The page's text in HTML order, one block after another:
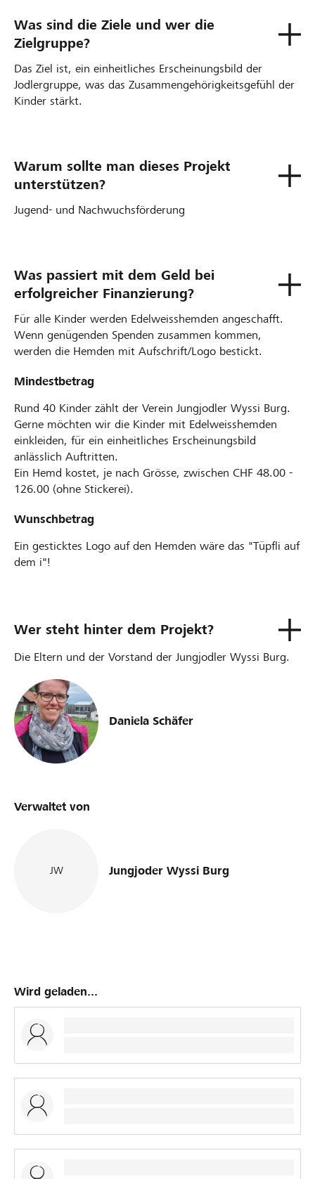
Was sind die Ziele und wer die
Zielgruppe?
Das Ziel ist, ein einheitliches Erscheinungsbild der
Jodlergruppe, was das Zusammengehörigkeitsgefühl der
Kinder stärkt.
Warum sollte man dieses Projekt
unterstützen?
Jugend- und Nachwuchsförderung
Was passiert mit dem Geld bei
erfolgreicher Finanzierung?
Für alle Kinder werden Edelweisshemden angeschafft.
Wenn genügenden Spenden zusammen kommen,
werden die Hemden mit Aufschrift/Logo bestickt.
Mindestbetrag
Rund 40 Kinder zählt der Verein Jungjodler Wyssi Burg.
Gerne möchten wir die Kinder mit Edelweisshemden
einkleiden, für ein einheitliches Erscheinungsbild
anlässlich Auftritten.
Ein Hemd kostet, je nach Grösse, zwischen CHF 48.00 -
126.00 (ohne Stickerei).
Wunschbetrag
Ein gesticktes Logo auf den Hemden wäre das "Tüpfli auf
dem i"!
Wer steht hinter dem Projekt?
Die Eltern und der Vorstand der Jungjodler Wyssi Burg.
Daniela Schäfer
Verwaltet von
JW Jungjoder Wyssi Burg
Wird geladen...